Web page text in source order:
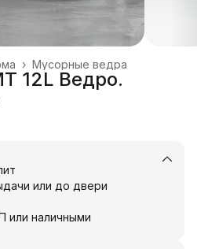
Мусорные ведра
›
12L Ведро.
или до двери
или наличными